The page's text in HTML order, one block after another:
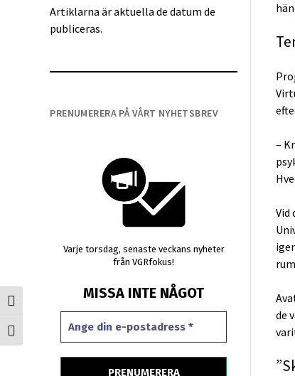
Slå på/av hög kontrast
Slå på/av textstorlek
Artiklarna är aktuella de datum de
publiceras.
PRENUMERERA PÅ VÅRT NYHETSBREV
Varje torsdag, senaste veckans nyheter
från VGRfokus!
MISSA INTE NÅGOT
–
Vid
de